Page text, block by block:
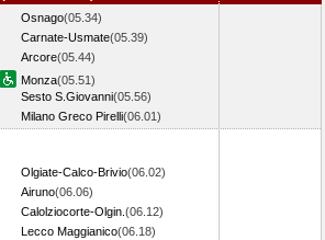
Osnago(05.34)
Carnate-Usmate(05.39)
Arcore(05.44)
Monza(05.51)
Sesto S.Giovanni(05.56)
Milano Greco Pirelli(06.01)
Olgiate-Calco-Brivio(06.02)
Airuno(06.06)
Calolziocorte-Olgin. (06.12)
Lecco Maggianico(06.18)